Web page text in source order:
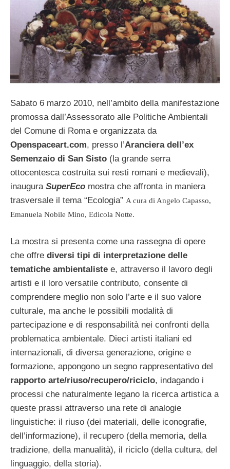
Sabato 6 marzo 2010, nell’ambito della manifestazione
promossa dall’Assessorato alle Politiche Ambientali
del Comune di Roma e organizzata da
Openspaceart.com, presso l’Aranciera dell’ex
Semenzaio di San Sisto (la grande serra
ottocentesca costruita sui resti romani e medievali),
inaugura SuperEco mostra che affronta in maniera
trasversale il tema “Ecologia” A cura di Angelo Capasso,
Emanuela Nobile Mino, Edicola Notte.
La mostra si presenta come una rassegna di opere
che offre diversi tipi di interpretazione delle
tematiche ambientaliste e, attraverso il lavoro degli
artisti e il loro versatile contributo, consente di
comprendere meglio non solo l’arte e il suo valore
culturale, ma anche le possibili modalità di
partecipazione e di responsabilità nei confronti della
problematica ambientale. Dieci artisti italiani ed
internazionali, di diversa generazione, origine e
formazione, appongono un segno rappresentativo del
rapporto arte/riuso/recupero/riciclo, indagando i
processi che naturalmente legano la ricerca artistica a
queste prassi attraverso una rete di analogie
linguistiche: il riuso (dei materiali, delle iconografie,
dell’informazione), il recupero (della memoria, della
tradizione, della manualità), il riciclo (della cultura, del
linguaggio, della storia).